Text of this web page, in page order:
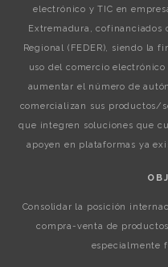
electrónico y TIC en
Extremadura, cofinanciados
Regional (FEDER), siendo la
uso del comercio
aumentar el número de
comercializan sus productos/
que integren soluciones que
apoyen en plataformas ya
Consolidar la posición
compra-venta de
especialmente